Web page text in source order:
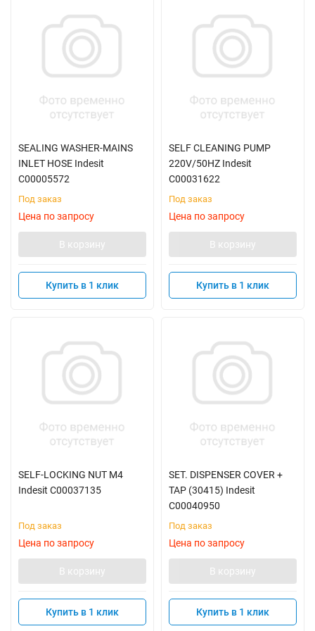
SEALING WASHER-MAINS
INLET HOSE Indesit
C00005572
Под заказ
Цена по запросу
В корзину
Купить в 1 клик
SELF CLEANING PUMP
220V/50HZ Indesit
C00031622
Под заказ
Цена по запросу
В корзину
Купить в 1 клик
SELF-LOCKING NUT M4
Indesit C00037135
Под заказ
Цена по запросу
В корзину
Купить в 1 клик
SET. DISPENSER COVER +
TAP (30415) Indesit
C00040950
Под заказ
Цена по запросу
В корзину
Купить в 1 клик